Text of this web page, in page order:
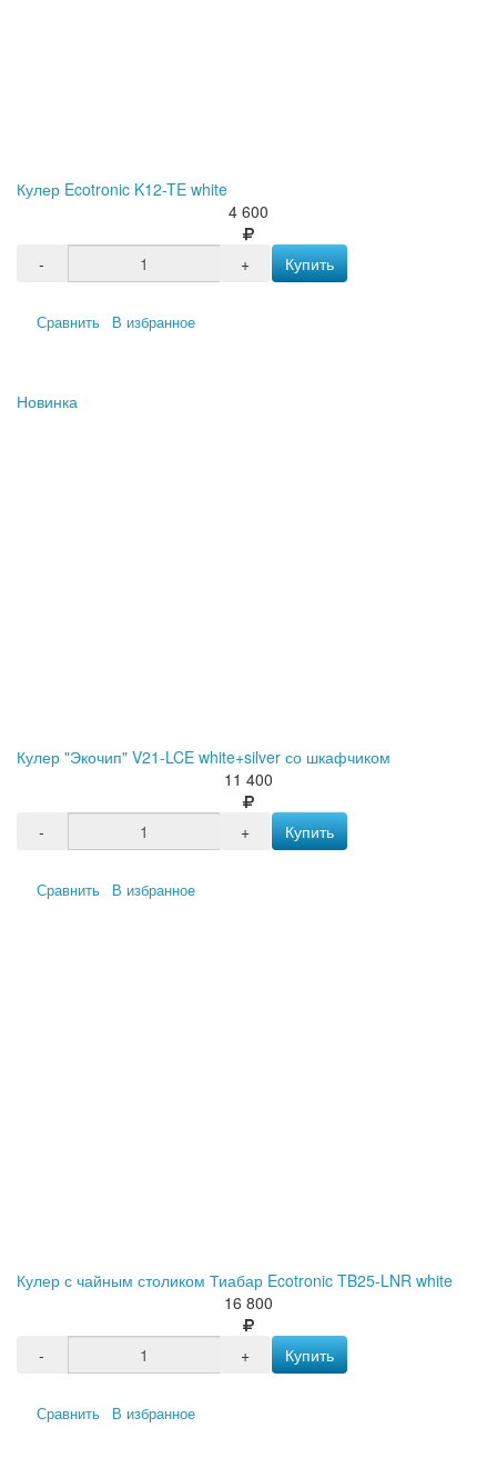
Кулер Ecotronic K12-TE white
4 600
- + Купить
Сравнить В избранное
Новинка
Кулер "Экочип" V21-LCE white+silver со шкафчиком
11 400
- + Купить
Сравнить В избранное
Кулер с чайным столиком Тиабар Ecotronic TB25-LNR white
16 800
- + Купить
Сравнить В избранное